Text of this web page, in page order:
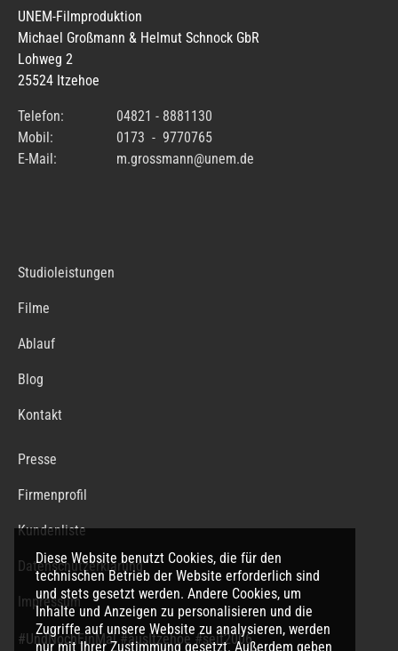
UNEM-Filmproduktion
Michael Großmann & Helmut Schnock GbR
Lohweg 2
25524 Itzehoe
Telefon:
04821 - 8881130
Mobil:
0173 - 9770765
E-Mail:
m.grossmann@unem.de
Studioleistungen
Filme
Ablauf
Blog
Kontakt
Presse
Firmenprofil
Kundenliste
Datenschutzerklärung
Impressum
#UndNochEinMal #ausItzehoe #seit2006
Diese Website benutzt Cookies, die für den
technischen Betrieb der Website erforderlich sind
und stets gesetzt werden. Andere Cookies, um
Inhalte und Anzeigen zu personalisieren und die
Zugriffe auf unsere Website zu analysieren, werden
nur mit Ihrer Zustimmung gesetzt. Außerdem geben